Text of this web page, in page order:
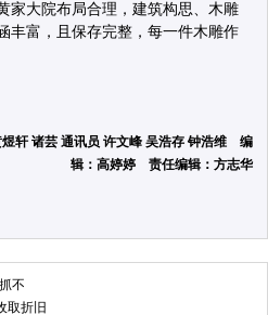
家大院布局合理，建筑构思、木雕
丰富，且保存完整，每一件木雕作
轩 诸芸 通讯员 许文峰 吴浩存 钟浩维 编
辑：高婷婷 责任编辑：方志华
不
取折旧